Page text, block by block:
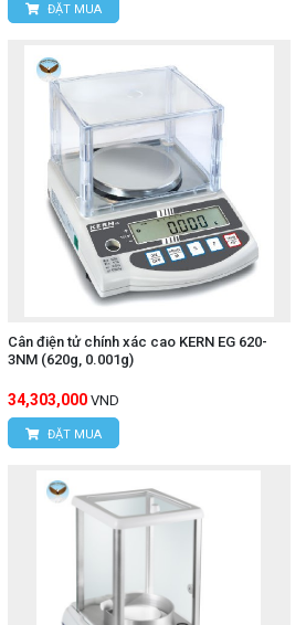
ĐẶT MUA
Cân điện tử chính xác cao KERN EG 620-
3NM (620g, 0.001g)
34,303,000 VND
ĐẶT MUA